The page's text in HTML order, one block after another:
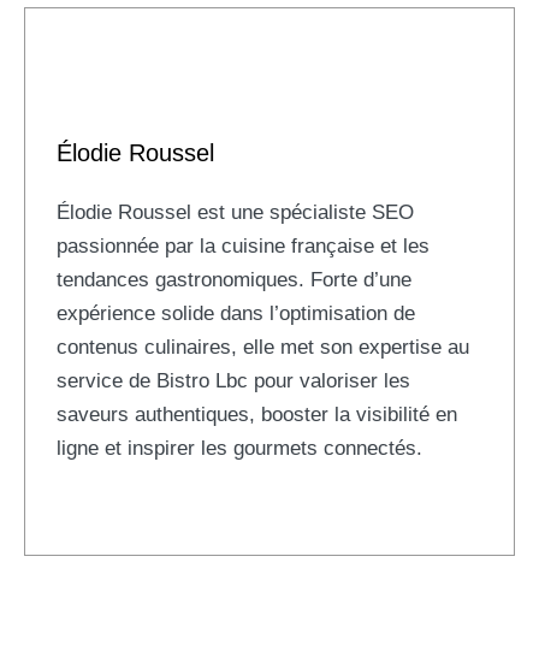
Élodie Roussel
Élodie Roussel est une spécialiste SEO
passionnée par la cuisine française et les
tendances gastronomiques. Forte d’une
expérience solide dans l’optimisation de
contenus culinaires, elle met son expertise au
service de Bistro Lbc pour valoriser les
saveurs authentiques, booster la visibilité en
ligne et inspirer les gourmets connectés.